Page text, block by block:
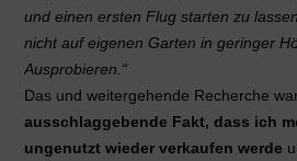
und einen ersten Flug starten zu
nicht auf eigenen Garten in geringer
Ausprobieren.“
Das und weitergehende Recherche
ausschlaggebende Fakt, dass ich
ungenutzt wieder verkaufen werde